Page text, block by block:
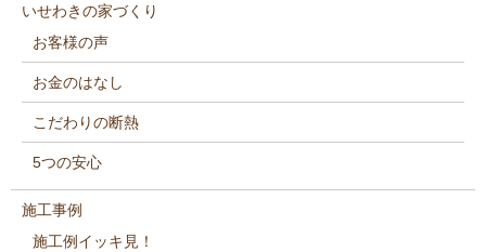
いせわきの家づくり
お客様の声
お金のはなし
こだわりの断熱
5つの安心
施工事例
施工例イッキ見！